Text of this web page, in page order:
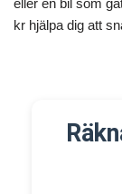
eller en bil som
kr hjälpa dig att